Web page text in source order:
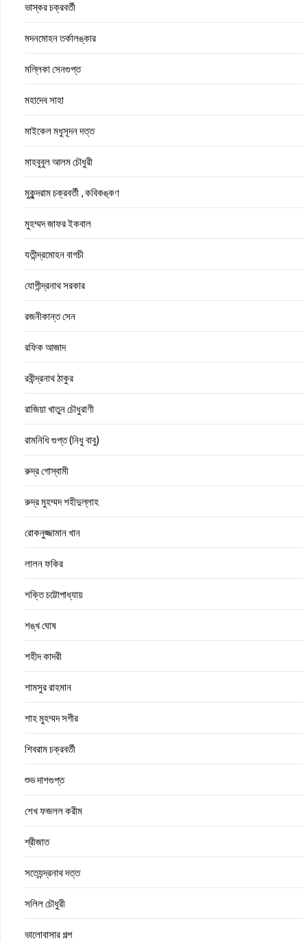
ভাস্কর চক্রবর্তী
মদনমোহন তর্কালঙ্কার
মল্লিকা সেনগুপ্ত
মহাদেব সাহা
মাইকেল মধুসূদন দত্ত
মাহবুবুল আলম চৌধুরী
মুকুন্দরাম চক্রবর্তী , কবিকঙ্কণ
মুহম্মদ জাফর ইকবাল
যতীন্দ্রমোহন বাগচী
যোগীন্দ্রনাথ সরকার
রজনীকান্ত সেন
রফিক আজাদ
রবীন্দ্রনাথ ঠাকুর
রাজিয়া খাতুন চৌধুরাণী
রামনিধি গুপ্ত (নিধু বাবু)
রুদ্র গোস্বামী
রুদ্র মুহম্মদ শহীদুল্লাহ
রোকনুজ্জামান খান
লালন ফকির
শক্তি চট্টোপাধ্যায়
শঙ্খ ঘোষ
শহীদ কাদরী
শামসুর রাহমান
শাহ মুহম্মদ সগীর
শিবরাম চক্রবর্তী
শুভ দাশগুপ্ত
শেখ ফজলল করীম
শ্রীজাত
সত্যেন্দ্রনাথ দত্ত
সলিল চৌধুরী
ভালোবাসার গল্প